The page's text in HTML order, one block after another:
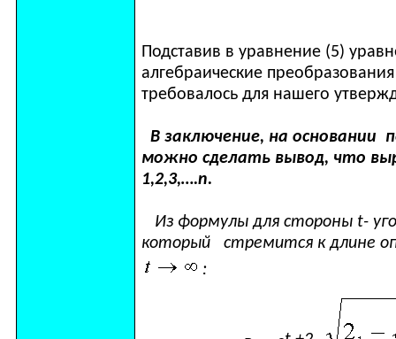
Подставив в уравнение (5)
алгебраические
требовалось для нашего
В заключение, на основании
можно сделать вывод, что
1,2,3,….n.
Из формулы для стороны t-
который стремится к длине
: